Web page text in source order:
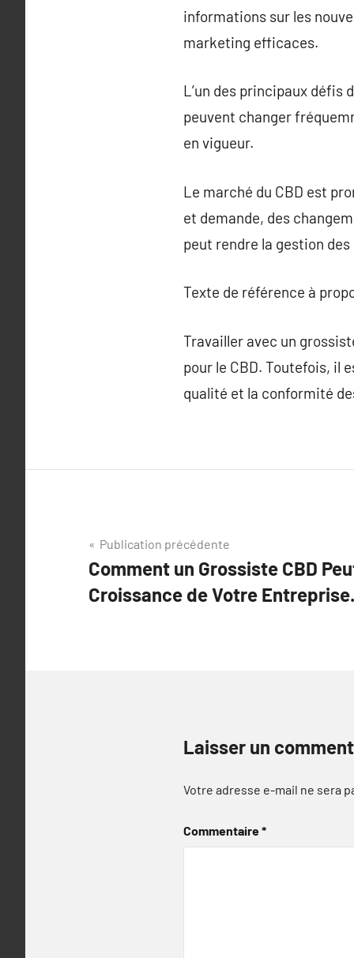
informations sur les
marketing efficaces.
L’un des principaux défis
peuvent changer
en vigueur.
Le marché du CBD est
et demande, des
peut rendre la gestion
Texte de référence à
Travailler avec un
pour le CBD. Toutefois, il
qualité et la conformité
Navigation
de
l’article
Publication précédente
Comment un Grossiste CBD
Croissance de Votre Entreprise.
Laisser un
Votre adresse e-mail ne sera
Commentaire*